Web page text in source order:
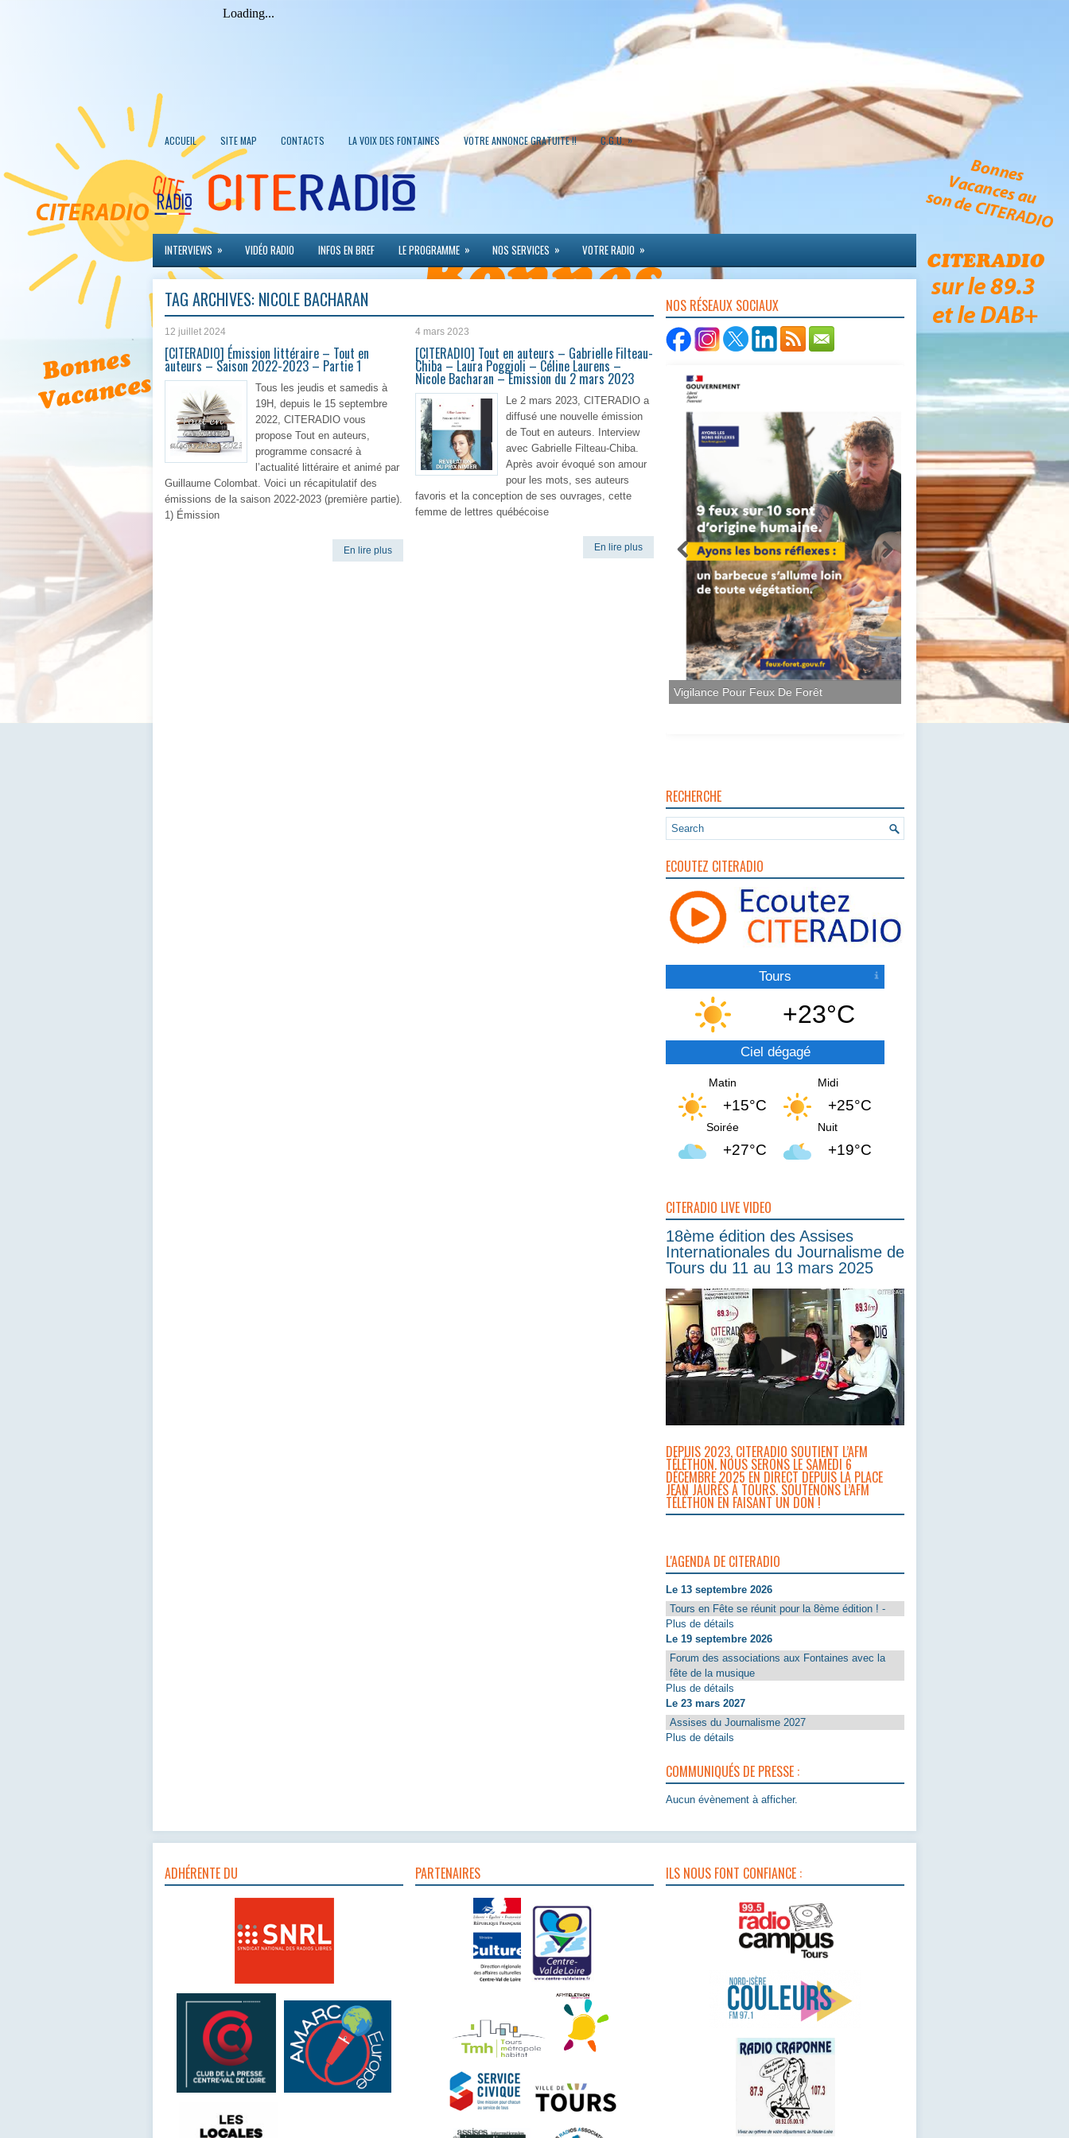
ACCUEIL SITE MAP CONTACTS LA VOIX DES FONTAINES VOTRE ANNONCE GRATUITE !! C.G.U. »
INTERVIEWS » VIDÉO RADIO INFOS EN BREF LE PROGRAMME » NOS SERVICES » VOTRE RADIO »
TAG ARCHIVES: NICOLE BACHARAN
12 juillet 2024
[CITERADIO] Émission littéraire – Tout en
auteurs – Saison 2022-2023 – Partie 1
Tous les jeudis et samedis à
19H, depuis le 15 septembre
2022, CITERADIO vous
propose Tout en auteurs,
programme consacré à
l’actualité littéraire et animé par
Guillaume Colombat. Voici un récapitulatif des
émissions de la saison 2022-2023 (première partie).
1) Émission
En lire plus
4 mars 2023
[CITERADIO] Tout en auteurs – Gabrielle Filteau-
Chiba – Laura Poggioli – Céline Laurens –
Nicole Bacharan – Émission du 2 mars 2023
Le 2 mars 2023, CITERADIO a
diffusé une nouvelle émission
de Tout en auteurs. Interview
avec Gabrielle Filteau-Chiba.
Après avoir évoqué son amour
pour les mots, ses auteurs
favoris et la conception de ses ouvrages, cette
femme de lettres québécoise
En lire plus
NOS RÉSEAUX SOCIAUX
Vigilance Pour Feux De Forêt
RECHERCHE
ECOUTEZ CITERADIO
Tours
+23°C
Ciel dégagé
Matin
+15°C
Midi
+25°C
Soirée
+27°C
Nuit
+19°C
CITERADIO LIVE VIDEO
18ème édition des Assises
Internationales du Journalisme de
Tours du 11 au 13 mars 2025
DEPUIS 2023, CITERADIO SOUTIENT L’AFM
TÉLÉTHON. NOUS SERONS LE SAMEDI 6
DÉCEMBRE 2025 EN DIRECT DEPUIS LA PLACE
JEAN JAURÈS À TOURS. SOUTENONS L’AFM
TÉLÉTHON EN FAISANT UN DON !
L'AGENDA DE CITERADIO
Le 13 septembre 2026
Tours en Fête se réunit pour la 8ème édition ! -
Plus de détails
Le 19 septembre 2026
Forum des associations aux Fontaines avec la
fête de la musique
Plus de détails
Le 23 mars 2027
Assises du Journalisme 2027
Plus de détails
COMMUNIQUÉS DE PRESSE :
Aucun évènement à afficher.
ADHÉRENTE DU PARTENAIRES ILS NOUS FONT CONFIANCE :